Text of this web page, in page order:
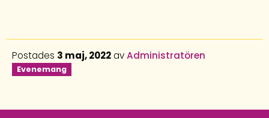
Postades 3 maj, 2022avAdministratören
Evenemang